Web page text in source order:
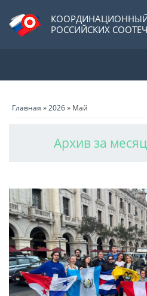
РОССИЙСКИХ
Главная »2026» Май
Архив за